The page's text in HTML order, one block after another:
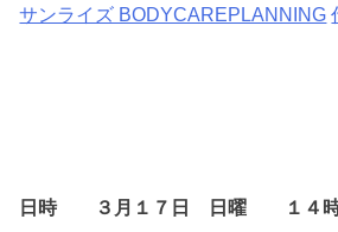
サンライズ BODYCAREPLANNING
日時 ３月１７日 日曜 １４時